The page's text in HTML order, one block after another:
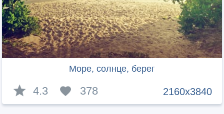
Море, солнце, берег
2160x3840
4.3 378